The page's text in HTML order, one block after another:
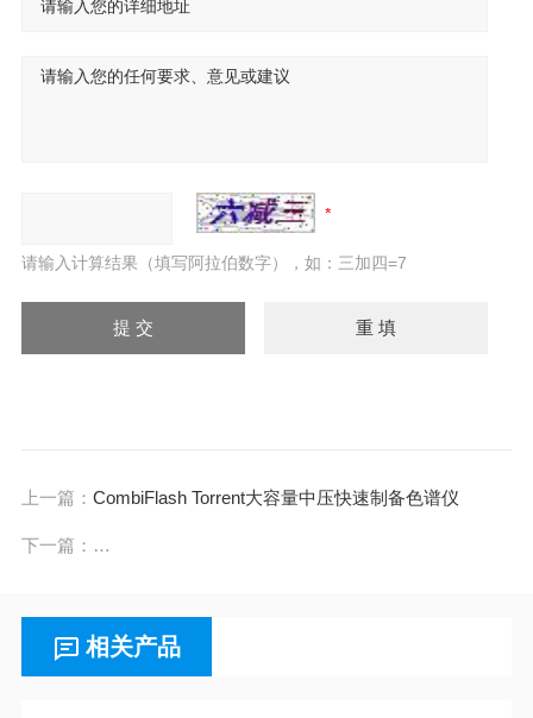
请输入计算结果（填写阿拉伯数字），如：三加四=7
上一篇： CombiFlash Torrent大容量中压快速制备色谱仪
下一篇：
G2 Autoplus/AutofillHanson 溶出度仪自动取样器/收集器
相关产品